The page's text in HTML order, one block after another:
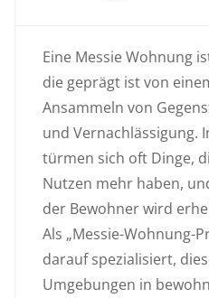
Eine Messie Wohnung
die geprägt ist von
Ansammeln von
und Vernachlässigung.
türmen sich oft Dinge,
Nutzen mehr haben,
der Bewohner wird
Als „Messie-Wohnung-
darauf spezialisiert,
Umgebungen in